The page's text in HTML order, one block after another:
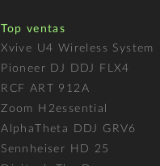
Top ventas
Xvive U4 Wireless System
Pioneer DJ DDJ FLX4
RCF ART 912A
Zoom H2essential
AlphaTheta DDJ GRV6
Sennheiser HD 25